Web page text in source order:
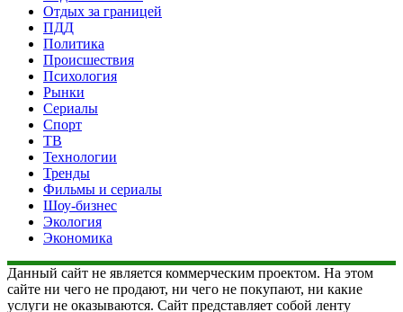
Отдых за границей
ПДД
Политика
Происшествия
Психология
Рынки
Сериалы
Спорт
ТВ
Технологии
Тренды
Фильмы и сериалы
Шоу-бизнес
Экология
Экономика
Данный сайт не является коммерческим проектом. На этом
сайте ни чего не продают, ни чего не покупают, ни какие
услуги не оказываются. Сайт представляет собой ленту